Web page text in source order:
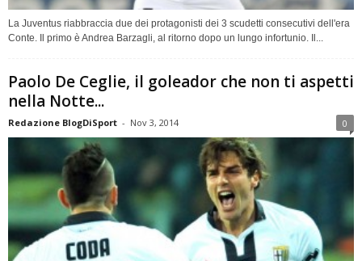
La Juventus riabbraccia due dei protagonisti dei 3 scudetti consecutivi dell'era
Conte. Il primo è Andrea Barzagli, al ritorno dopo un lungo infortunio. Il...
Paolo De Ceglie, il goleador che non ti aspetti
nella Notte...
Redazione BlogDiSport - Nov 3, 2014 0